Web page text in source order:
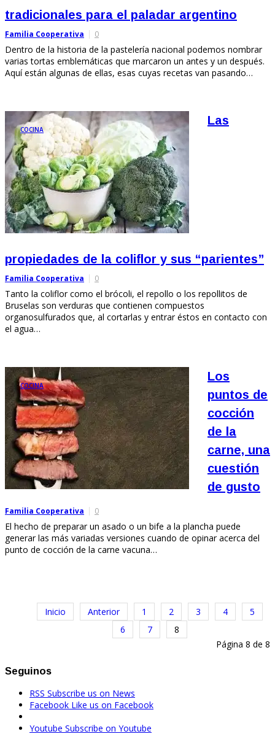
tradicionales para el paladar argentino
Familia Cooperativa 0
Dentro de la historia de la pastelería nacional podemos nombrar
varias tortas emblemáticas que marcaron un antes y un después.
Aquí están algunas de ellas, esas cuyas recetas van pasando…
COCINA
Las
propiedades de la coliflor y sus “parientes”
Familia Cooperativa 0
Tanto la coliflor como el brócoli, el repollo o los repollitos de
Bruselas son verduras que contienen compuestos
organosulfurados que, al cortarlas y entrar éstos en contacto con
el agua…
COCINA
Los
puntos de
cocción
de la
carne, una
cuestión
de gusto
Familia Cooperativa 0
El hecho de preparar un asado o un bife a la plancha puede
generar las más variadas versiones cuando de opinar acerca del
punto de cocción de la carne vacuna…
Inicio Anterior 1 2 3 4
5
6
7
8
Página 8 de 8
Seguinos
RSS Subscribe us on News
Facebook Like us on Facebook
Youtube Subscribe on Youtube